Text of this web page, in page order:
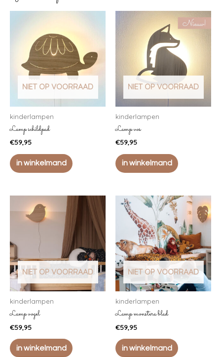
NIET OP VOORRAAD
kinderlampen
Lamp schildpad
€59,95
in winkelmand
NIET OP VOORRAAD
kinderlampen
Lamp vos
€59,95
in winkelmand
NIET OP VOORRAAD
kinderlampen
Lamp vogel
€59,95
in winkelmand
NIET OP VOORRAAD
kinderlampen
Lamp monstera blad
€59,95
in winkelmand